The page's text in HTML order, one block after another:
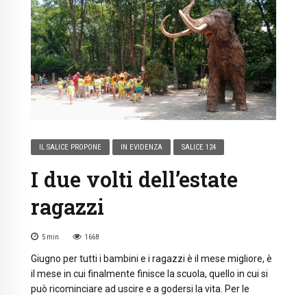
IL SALICE PROPONE IN EVIDENZA SALICE 124
I due volti dell’estate
ragazzi
5 min 1668
Giugno per tutti i bambini e i ragazzi è il mese migliore, è
il mese in cui finalmente finisce la scuola, quello in cui si
può ricominciare ad uscire e a godersi la vita. Per le